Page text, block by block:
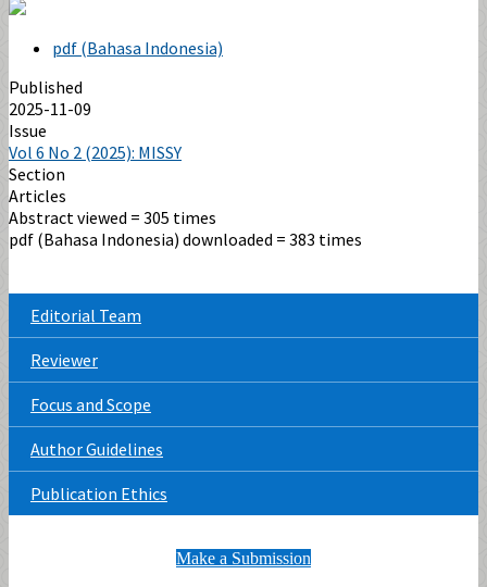
pdf (Bahasa Indonesia)
Published
2025-11-09
Issue
Vol 6 No 2 (2025): MISSY
Section
Articles
Abstract viewed = 305 times
pdf (Bahasa Indonesia) downloaded = 383 times
Editorial Team
Reviewer
Focus and Scope
Author Guidelines
Publication Ethics
Make a Submission